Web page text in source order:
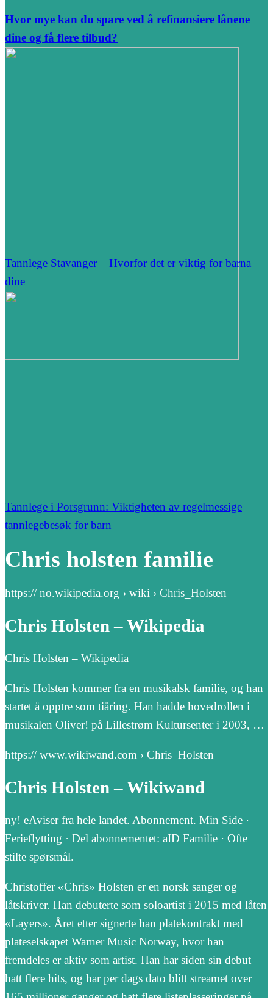
Hvor mye kan du spare ved å refinansiere lånene
dine og få flere tilbud?
Tannlege Stavanger – Hvorfor det er viktig for barna
dine
Tannlege i Porsgrunn: Viktigheten av regelmessige
tannlegebesøk for barn
Chris holsten familie
https:// no.wikipedia.org › wiki › Chris_Holsten
Chris Holsten – Wikipedia
Chris Holsten – Wikipedia
Chris Holsten kommer fra en musikalsk familie, og han
startet å opptre som tiåring. Han hadde hovedrollen i
musikalen Oliver! på Lillestrøm Kultursenter i 2003, …
https:// www.wikiwand.com › Chris_Holsten
Chris Holsten – Wikiwand
ny! eAviser fra hele landet. Abonnement. Min Side ·
Ferieflytting · Del abonnementet: aID Familie · Ofte
stilte spørsmål.
Christoffer «Chris» Holsten er en norsk sanger og
låtskriver. Han debuterte som soloartist i 2015 med låten
«Layers». Året etter signerte han platekontrakt med
plateselskapet Warner Music Norway, hvor han
fremdeles er aktiv som artist. Han har siden sin debut
hatt flere hits, og har per dags dato blitt streamet over